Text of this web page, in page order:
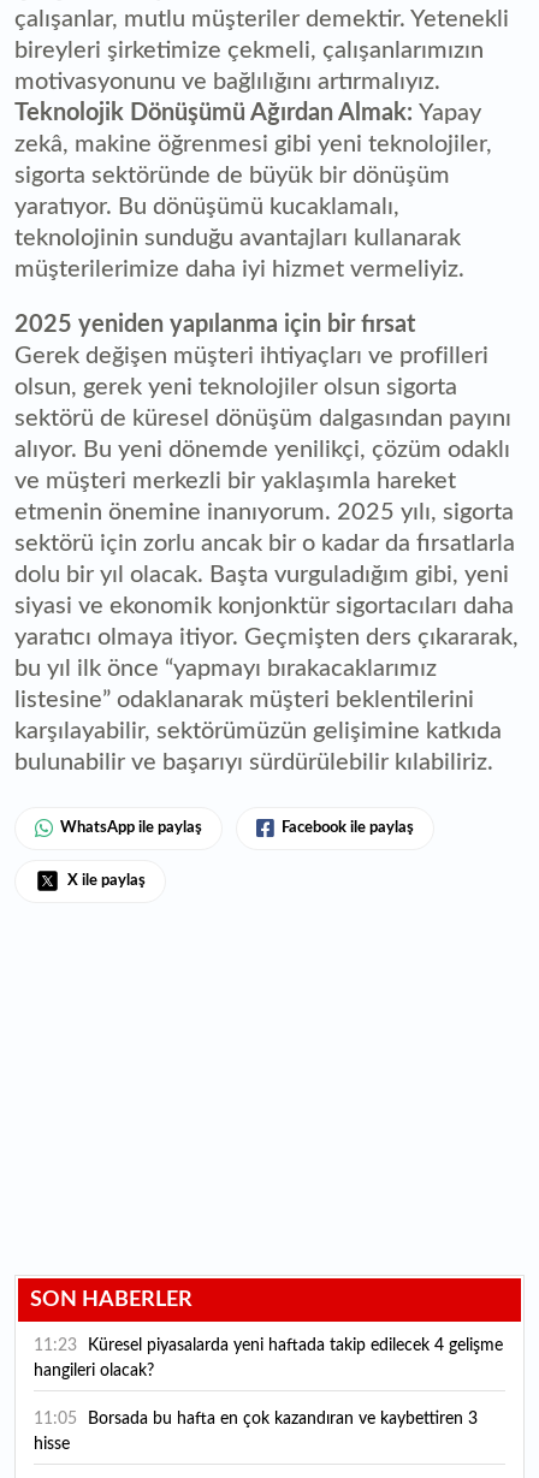
çalışanlar, mutlu müşteriler demektir. Yetenekli
bireyleri şirketimize çekmeli, çalışanlarımızın
motivasyonunu ve bağlılığını artırmalıyız.
Teknolojik Dönüşümü Ağırdan Almak: Yapay
zekâ, makine öğrenmesi gibi yeni teknolojiler,
sigorta sektöründe de büyük bir dönüşüm
yaratıyor. Bu dönüşümü kucaklamalı,
teknolojinin sunduğu avantajları kullanarak
müşterilerimize daha iyi hizmet vermeliyiz.
2025 yeniden yapılanma için bir fırsat
Gerek değişen müşteri ihtiyaçları ve profilleri
olsun, gerek yeni teknolojiler olsun sigorta
sektörü de küresel dönüşüm dalgasından payını
alıyor. Bu yeni dönemde yenilikçi, çözüm odaklı
ve müşteri merkezli bir yaklaşımla hareket
etmenin önemine inanıyorum. 2025 yılı, sigorta
sektörü için zorlu ancak bir o kadar da fırsatlarla
dolu bir yıl olacak. Başta vurguladığım gibi, yeni
siyasi ve ekonomik konjonktür sigortacıları daha
yaratıcı olmaya itiyor. Geçmişten ders çıkararak,
bu yıl ilk önce “yapmayı bırakacaklarımız
listesine” odaklanarak müşteri beklentilerini
karşılayabilir, sektörümüzün gelişimine katkıda
bulunabilir ve başarıyı sürdürülebilir kılabiliriz.
WhatsApp ile paylaş Facebook ile paylaş
X ile paylaş
SON HABERLER
11:23
hangileri olacak?
11:05
hisse